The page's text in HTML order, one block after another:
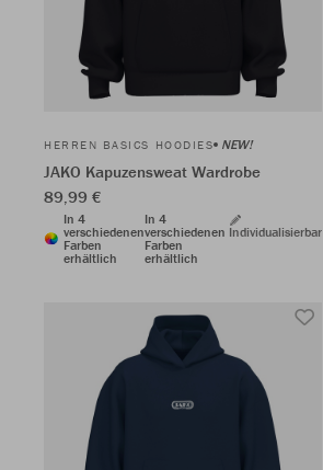
HERREN BASICS HOODIES NEW!
JAKO Kapuzensweat Wardrobe
89,99 €
In 4
verschiedenen
Farben
erhältlich
In 4
verschiedenen
Farben
erhältlich
Individualisierbar